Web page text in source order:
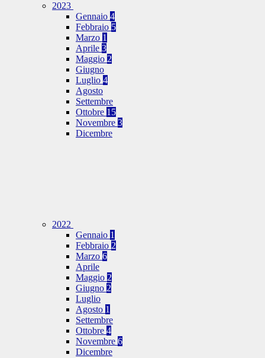
2023
Gennaio 4
Febbraio 5
Marzo 1
Aprile 3
Maggio 2
Giugno
Luglio 4
Agosto
Settembre
Ottobre 15
Novembre 3
Dicembre
2022
Gennaio 1
Febbraio 2
Marzo 6
Aprile
Maggio 2
Giugno 2
Luglio
Agosto 1
Settembre
Ottobre 4
Novembre 6
Dicembre